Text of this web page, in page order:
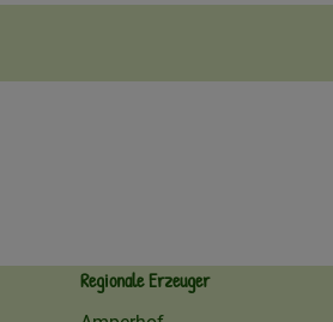
Regionale Erzeuger